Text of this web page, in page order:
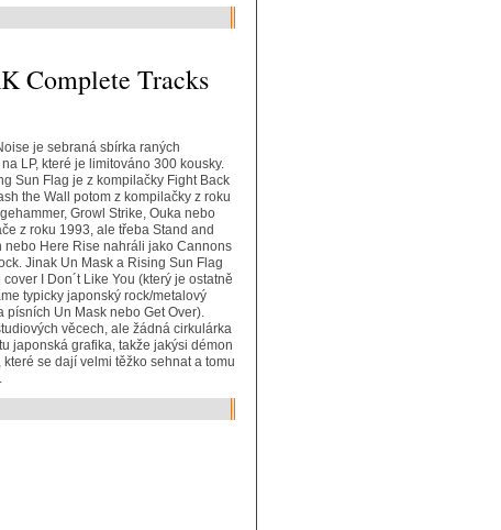
Complete Tracks
je sebraná sbírka raných
LP, které je limitováno 300 kousky.
Sun Flag je z kompilačky Fight Back
the Wall potom z kompilačky z roku
Growl Strike, Ouka nebo
z roku 1993, ale třeba Stand and
Here Rise nahráli jako Cannons
Jinak Un Mask a Rising Sun Flag
I Don´t Like You (který je ostatně
typicky japonský rock/metalový
Un Mask nebo Get Over).
věcech, ale žádná cirkulárka
japonská grafika, takže jakýsi démon
se dají velmi těžko sehnat a tomu